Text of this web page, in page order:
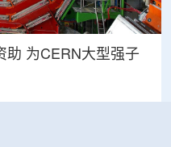
助 为CERN大型强子